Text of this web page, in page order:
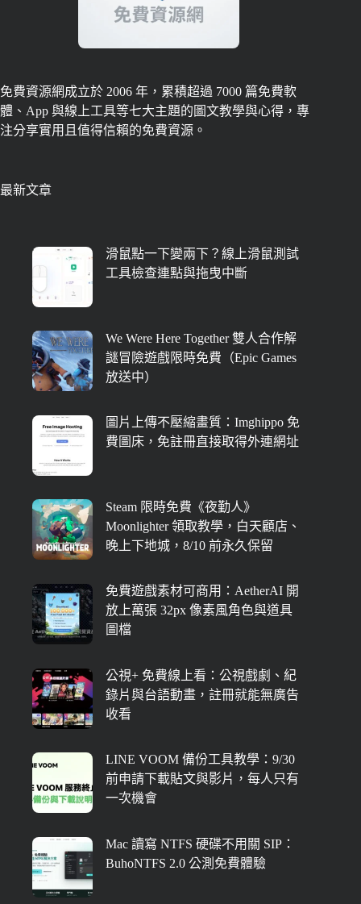
免費資源網成立於 2006 年，累積超過 7000 篇免費軟
體、App 與線上工具等七大主題的圖文教學與心得，專
注分享實用且值得信賴的免費資源。
最新文章
滑鼠點一下變兩下？線上滑鼠測試
工具檢查連點與拖曳中斷
We Were Here Together 雙人合作解
謎冒險遊戲限時免費（Epic Games
放送中）
圖片上傳不壓縮畫質：Imghippo 免
費圖床，免註冊直接取得外連網址
Steam 限時免費《夜勤人》
Moonlighter 領取教學，白天顧店、
晚上下地城，8/10 前永久保留
免費遊戲素材可商用：AetherAI 開
放上萬張 32px 像素風角色與道具
圖檔
公視+ 免費線上看：公視戲劇、紀
錄片與台語動畫，註冊就能無廣告
收看
LINE VOOM 備份工具教學：9/30
前申請下載貼文與影片，每人只有
一次機會
Mac 讀寫 NTFS 硬碟不用關 SIP：
BuhoNTFS 2.0 公測免費體驗